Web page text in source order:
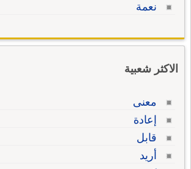
نعمة
الاكثر شعبية
معنى
إعادة
قابل
أريد